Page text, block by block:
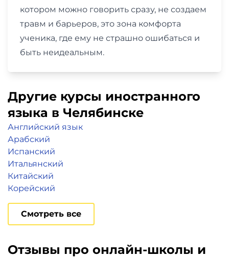
котором можно говорить сразу, не создаем
травм и барьеров, это зона комфорта
ученика, где ему не страшно ошибаться и
быть неидеальным.
Другие курсы иностранного
языка в Челябинске
Английский язык
Арабский
Испанский
Итальянский
Китайский
Корейский
Смотреть все
Отзывы про онлайн-школы и